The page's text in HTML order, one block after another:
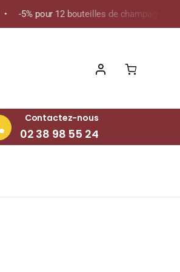
12 bouteilles de champagne de la
Contactez-nous
02 38 98 55 24